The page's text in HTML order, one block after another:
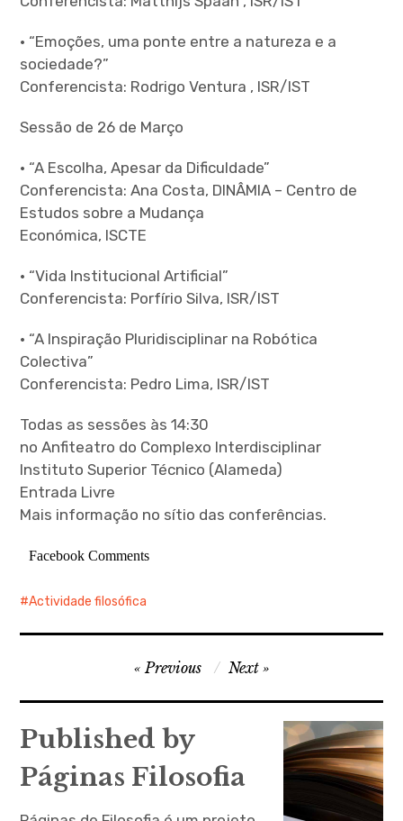
• “Emoções, uma ponte entre a natureza e a
sociedade?”
Conferencista: Rodrigo Ventura , ISR/IST
Sessão de 26 de Março
• “A Escolha, Apesar da Dificuldade”
Conferencista: Ana Costa, DINÂMIA – Centro de
Estudos sobre a Mudança
Económica, ISCTE
• “Vida Institucional Artificial”
Conferencista: Porfírio Silva, ISR/IST
• “A Inspiração Pluridisciplinar na Robótica
Colectiva”
Conferencista: Pedro Lima, ISR/IST
Todas as sessões às 14:30
no Anfiteatro do Complexo Interdisciplinar
Instituto Superior Técnico (Alameda)
Entrada Livre
Mais informação no sítio das conferências.
Facebook Comments
Actividade filosófica
Navegação
de
artigos
Previous Next
Published by
Páginas Filosofia